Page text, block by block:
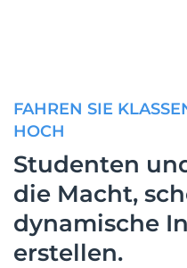
FAHREN SIE
HOCH
Studenten
die Macht,
dynamische
erstellen.